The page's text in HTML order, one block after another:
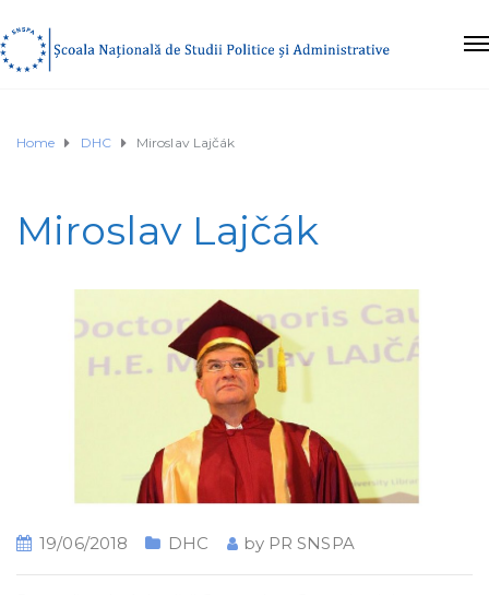
Home DHC Miroslav Lajčák
Miroslav Lajčák
19/06/2018 DHC by PR SNSPA